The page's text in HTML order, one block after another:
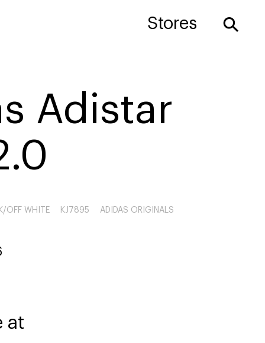
Stores ⚲
Adistar
OFF WHITE KJ7895 ADIDAS ORIGINALS
at